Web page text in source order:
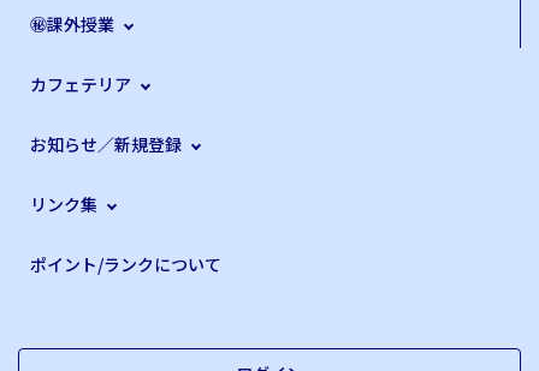
㊙課外授業
カフェテリア
お知らせ／新規登録
リンク集
ポイント/ランクについて